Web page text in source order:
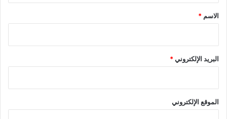
*
الاسم *
البريد الإلكتروني*
الموقع الإلكتروني